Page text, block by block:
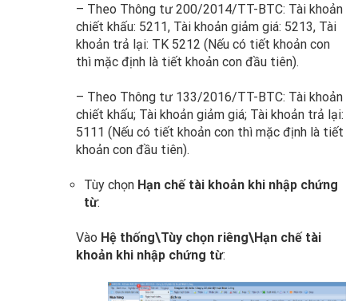
– Theo Thông tư 200/2014/TT-BTC: Tài khoản
chiết khấu: 5211, Tài khoản giảm giá: 5213, Tài
khoản trả lại: TK 5212 (Nếu có tiết khoản con
thì mặc định là tiết khoản con đầu tiên).
– Theo Thông tư 133/2016/TT-BTC: Tài khoản
chiết khấu; Tài khoản giảm giá; Tài khoản trả lại:
5111 (Nếu có tiết khoản con thì mặc định là tiết
khoản con đầu tiên).
Tùy chọn Hạn chế tài khoản khi nhập chứng
từ:
Vào Hệ thống\Tùy chọn riêng\Hạn chế tài
khoản khi nhập chứng từ: